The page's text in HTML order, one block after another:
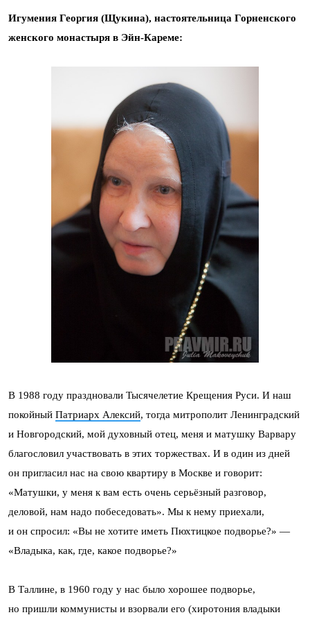
Игумения Георгия (Щукина), настоятельница Горненского
женского монастыря в Эйн-Кареме:
В 1988 году праздновали Тысячелетие Крещения Руси. И наш
покойный Патриарх Алексий, тогда митрополит Ленинградский
и Новгородский, мой духовный отец, меня и матушку Варвару
благословил участвовать в этих торжествах. И в один из дней
он пригласил нас на свою квартиру в Москве и говорит:
«Матушки, у меня к вам есть очень серьёзный разговор,
деловой, нам надо побеседовать». Мы к нему приехали,
и он спросил: «Вы не хотите иметь Пюхтицкое подворье?» —
«Владыка, как, где, какое подворье?»
В Таллине, в 1960 году у нас было хорошее подворье,
но пришли коммунисты и взорвали его (хиротония владыки